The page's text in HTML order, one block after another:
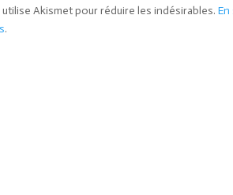
utilise Akismet pour réduire les indésirables.
.